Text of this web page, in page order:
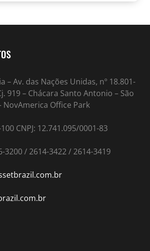
– Av. das Nações Unidas, nº 18.801-
919 – Chácara Santo Antonio – São
NovAmerica Office Park
CNPJ: 12.741.095/0001-83
3200 / 2614-3422 / 2614-3419